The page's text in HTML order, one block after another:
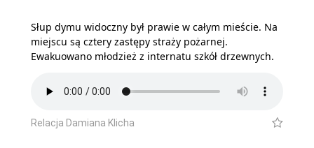
Słup dymu widoczny był prawie w całym mieście. Na
miejscu są cztery zastępy straży pożarnej.
Ewakuowano młodzież z internatu szkół drzewnych.
Relacja Damiana Klicha